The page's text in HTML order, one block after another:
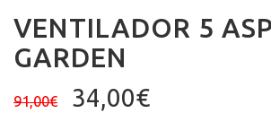
VENTILADOR 5
GARDEN
91,00€
El
34,00€El